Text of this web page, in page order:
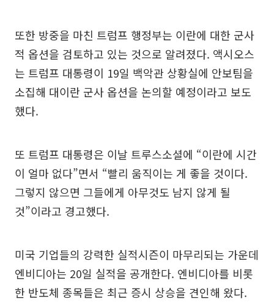
또한 방중을 마친 트럼프 행정부는 이란에 대한 군사
적 옵션을 검토하고 있는 것으로 알려졌다. 액시오스
는 트럼프 대통령이 19일 백악관 상황실에 안보팀을
소집해 대이란 군사 옵션을 논의할 예정이라고 보도
했다.
또 트럼프 대통령은 이날 트루스소셜에 “이란에 시간
이 얼마 없다”면서 “빨리 움직이는 게 좋을 것이다.
그렇지 않으면 그들에게 아무것도 남지 않게 될
것”이라고 경고했다.
미국 기업들의 강력한 실적시즌이 마무리되는 가운데
엔비디아는 20일 실적을 공개한다. 엔비디아를 비롯
한 반도체 종목들은 최근 증시 상승을 견인해 왔다.